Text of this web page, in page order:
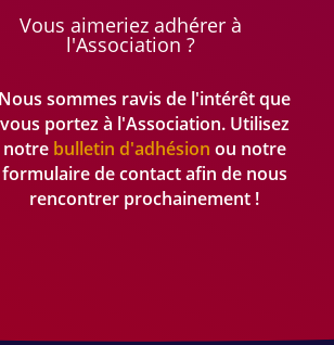
Vous aimeriez adhérer à
l'Association ?
Nous sommes ravis de l'intérêt que
vous portez à l'Association. Utilisez
notrebulletin d'adhésion ou notre
formulaire de contact afin de nous
rencontrer prochainement !